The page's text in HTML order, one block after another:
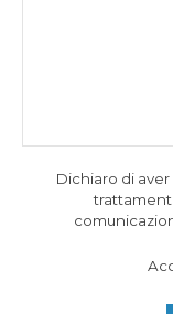
Dichiaro di aver